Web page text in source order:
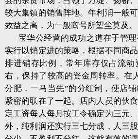
较大集镇的销售阵地。年利润一般
效益之高，为一般商号所望尘莫及。
宝华公经营的成功之道在于管
实行以销定进的策略，根据不同商
排进销存比例，常年库存仅占流动
右，保持了较高的资金周转率。在
分肥，一马当先”的分红制，使店
紧密的联在了一起。店内人员的伙
定工资每人每月按工令确定为三元
外，纯利润还实行三七分成，人三